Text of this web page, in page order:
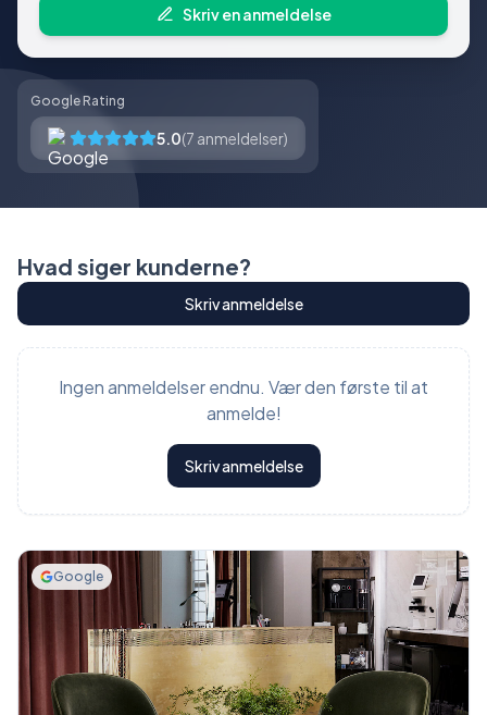
Skriv en anmeldelse
Google Rating
5.0(7 anmeldelser)
Hvad siger kunderne?
Skriv anmeldelse
Ingen anmeldelser endnu. Vær den første til at
anmelde!
Skriv anmeldelse
Google